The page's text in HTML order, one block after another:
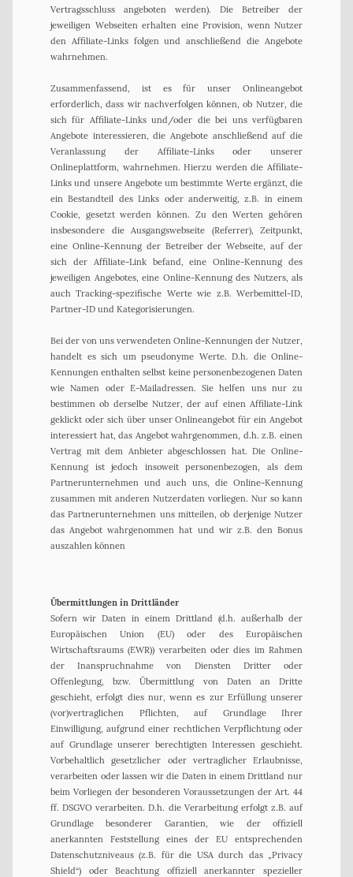
Vertragsschluss angeboten werden). Die Betreiber der
jeweiligen Webseiten erhalten eine Provision, wenn Nutzer
den Affiliate-Links folgen und anschließend die Angebote
wahrnehmen.
Zusammenfassend, ist es für unser Onlineangebot
erforderlich, dass wir nachverfolgen können, ob Nutzer, die
sich für Affiliate-Links und/oder die bei uns verfügbaren
Angebote interessieren, die Angebote anschließend auf die
Veranlassung der Affiliate-Links oder unserer
Onlineplattform, wahrnehmen. Hierzu werden die Affiliate-
Links und unsere Angebote um bestimmte Werte ergänzt, die
ein Bestandteil des Links oder anderweitig, z.B. in einem
Cookie, gesetzt werden können. Zu den Werten gehören
insbesondere die Ausgangswebseite (Referrer), Zeitpunkt,
eine Online-Kennung der Betreiber der Webseite, auf der
sich der Affiliate-Link befand, eine Online-Kennung des
jeweiligen Angebotes, eine Online-Kennung des Nutzers, als
auch Tracking-spezifische Werte wie z.B. Werbemittel-ID,
Partner-ID und Kategorisierungen.
Bei der von uns verwendeten Online-Kennungen der Nutzer,
handelt es sich um pseudonyme Werte. D.h. die Online-
Kennungen enthalten selbst keine personenbezogenen Daten
wie Namen oder E-Mailadressen. Sie helfen uns nur zu
bestimmen ob derselbe Nutzer, der auf einen Affiliate-Link
geklickt oder sich über unser Onlineangebot für ein Angebot
interessiert hat, das Angebot wahrgenommen, d.h. z.B. einen
Vertrag mit dem Anbieter abgeschlossen hat. Die Online-
Kennung ist jedoch insoweit personenbezogen, als dem
Partnerunternehmen und auch uns, die Online-Kennung
zusammen mit anderen Nutzerdaten vorliegen. Nur so kann
das Partnerunternehmen uns mitteilen, ob derjenige Nutzer
das Angebot wahrgenommen hat und wir z.B. den Bonus
auszahlen können
Übermittlungen in Drittländer
Sofern wir Daten in einem Drittland (d.h. außerhalb der
Europäischen Union (EU) oder des Europäischen
Wirtschaftsraums (EWR)) verarbeiten oder dies im Rahmen
der Inanspruchnahme von Diensten Dritter oder
Offenlegung, bzw. Übermittlung von Daten an Dritte
geschieht, erfolgt dies nur, wenn es zur Erfüllung unserer
(vor)vertraglichen Pflichten, auf Grundlage Ihrer
Einwilligung, aufgrund einer rechtlichen Verpflichtung oder
auf Grundlage unserer berechtigten Interessen geschieht.
Vorbehaltlich gesetzlicher oder vertraglicher Erlaubnisse,
verarbeiten oder lassen wir die Daten in einem Drittland nur
beim Vorliegen der besonderen Voraussetzungen der Art. 44
ff. DSGVO verarbeiten. D.h. die Verarbeitung erfolgt z.B. auf
Grundlage besonderer Garantien, wie der offiziell
anerkannten Feststellung eines der EU entsprechenden
Datenschutzniveaus (z.B. für die USA durch das „Privacy
Shield“) oder Beachtung offiziell anerkannter spezieller